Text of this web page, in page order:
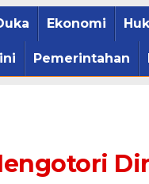
Ekonomi
Pemerintahan